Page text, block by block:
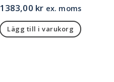
1383,00 kr ex. moms
Lägg till i varukorg